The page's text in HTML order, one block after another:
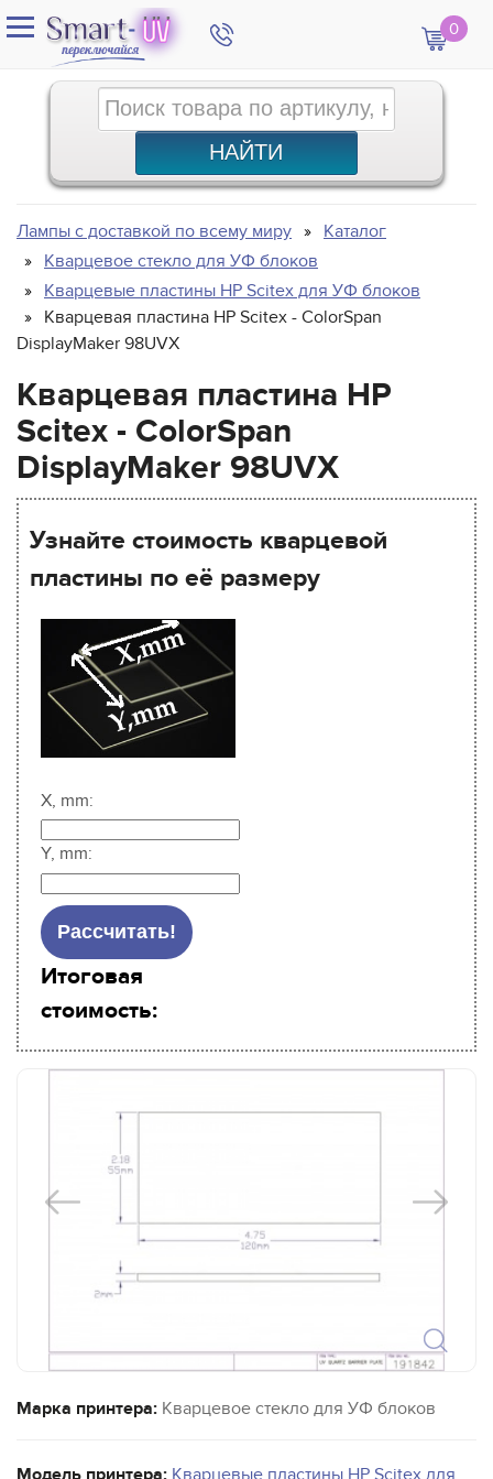
0
Лампы с доставкой по всему миру
Каталог
Кварцевое стекло для УФ блоков
Кварцевые пластины HP Scitex для УФ блоков
Кварцевая пластина HP Scitex - ColorSpan
DisplayMaker 98UVX
Кварцевая пластина HP
Scitex - ColorSpan
DisplayMaker 98UVX
Узнайте стоимость кварцевой
пластины по её размеру
X, mm:
Y, mm:
Итоговая
стоимость:
Марка принтера: Кварцевое стекло для УФ блоков
Модель принтера: Кварцевые пластины HP Scitex для